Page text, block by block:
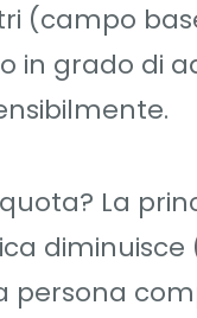
in grado di
La
diminuisce